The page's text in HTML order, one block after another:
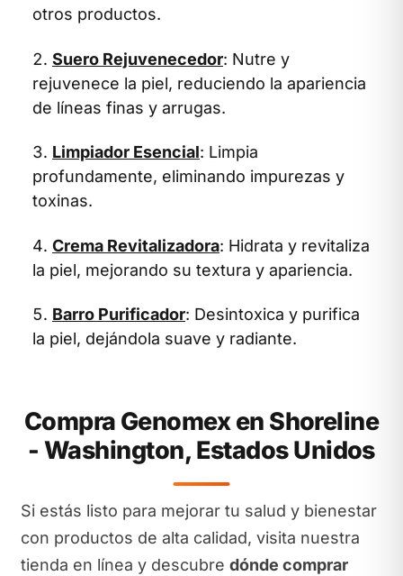
otros productos.
Suero Rejuvenecedor: Nutre y
rejuvenece la piel, reduciendo la apariencia
de líneas finas y arrugas.
Limpiador Esencial: Limpia
profundamente, eliminando impurezas y
toxinas.
Crema Revitalizadora: Hidrata y revitaliza
la piel, mejorando su textura y apariencia.
Barro Purificador: Desintoxica y purifica
la piel, dejándola suave y radiante.
Compra Genomex en Shoreline
- Washington, Estados Unidos
Si estás listo para mejorar tu salud y bienestar
con productos de alta calidad, visita nuestra
tienda en línea y descubre dónde comprar